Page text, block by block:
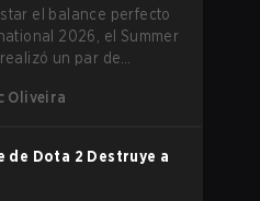
el balance perfecto
2026, el Summer
un par de
suscriptores de Dota
vincular teclas de
unidades que no
Oliveira
de Dota 2 Destruye a